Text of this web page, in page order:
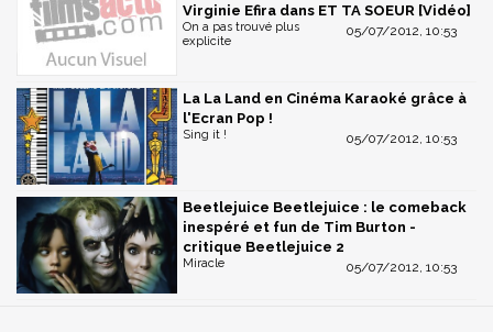
Virginie Efira dans ET TA SOEUR [Vidéo]
05/07/2012, 10:53
On a pas trouvé plus
explicite
La La Land en Cinéma Karaoké grâce à
l'Ecran Pop !
05/07/2012, 10:53
Sing it !
Beetlejuice Beetlejuice : le comeback
inespéré et fun de Tim Burton -
critique Beetlejuice 2
05/07/2012, 10:53
Miracle